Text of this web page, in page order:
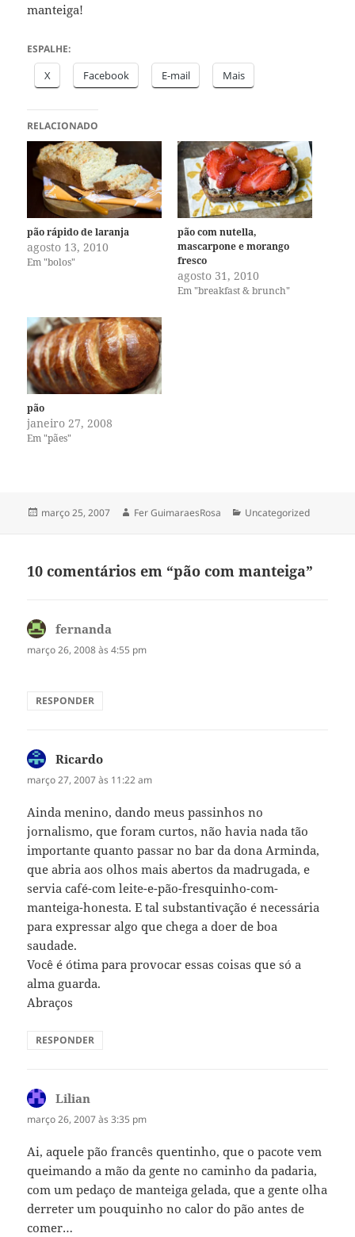
manteiga!
ESPALHE:
X Facebook E-mail Mais
RELACIONADO
pão rápido de laranja
agosto 13, 2010
Em "bolos"
pão com nutella,
mascarpone e morango
fresco
agosto 31, 2010
Em "breakfast & brunch"
pão
janeiro 27, 2008
Em "pães"
Publicado
março 25, 2007 Autor
Fer GuimaraesRosa Categorias
Uncategorized
10 comentários em “pão com manteiga”
fernanda
março 26, 2008 às 4:55 pm
RESPONDER
Ricardo
março 27, 2007 às 11:22 am
Ainda menino, dando meus passinhos no
jornalismo, que foram curtos, não havia nada tão
importante quanto passar no bar da dona Arminda,
que abria aos olhos mais abertos da madrugada, e
servia café-com leite-e-pão-fresquinho-com-
manteiga-honesta. E tal substantivação é necessária
para expressar algo que chega a doer de boa
saudade.
Você é ótima para provocar essas coisas que só a
alma guarda.
Abraços
RESPONDER
Lilian
março 26, 2007 às 3:35 pm
Ai, aquele pão francês quentinho, que o pacote vem
queimando a mão da gente no caminho da padaria,
com um pedaço de manteiga gelada, que a gente olha
derreter um pouquinho no calor do pão antes de
comer…